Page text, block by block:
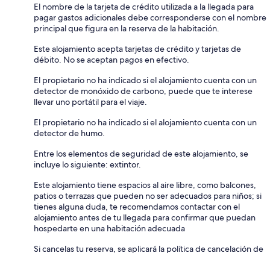
El nombre de la tarjeta de crédito utilizada a la llegada para
pagar gastos adicionales debe corresponderse con el nombre
principal que figura en la reserva de la habitación.
Este alojamiento acepta tarjetas de crédito y tarjetas de
débito. No se aceptan pagos en efectivo.
El propietario no ha indicado si el alojamiento cuenta con un
detector de monóxido de carbono, puede que te interese
llevar uno portátil para el viaje.
El propietario no ha indicado si el alojamiento cuenta con un
detector de humo.
Entre los elementos de seguridad de este alojamiento, se
incluye lo siguiente: extintor.
Este alojamiento tiene espacios al aire libre, como balcones,
patios o terrazas que pueden no ser adecuados para niños; si
tienes alguna duda, te recomendamos contactar con el
alojamiento antes de tu llegada para confirmar que puedan
hospedarte en una habitación adecuada
Si cancelas tu reserva, se aplicará la política de cancelación de